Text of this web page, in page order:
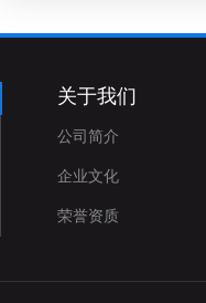
关于我们
公司简介
企业文化
荣誉资质